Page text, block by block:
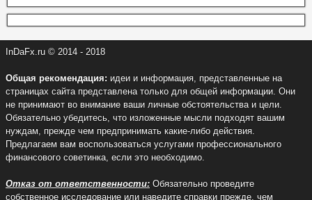
InDaFx.ru © 2014 - 2018
Общая рекомендация: идеи и информация, представленные на
страницах сайта представлена только для общей информации. Они
не принимают во внимание ваши личные обстоятельства и цели.
Обязательно убедитесь, что изложенные мысли подходят вашим
нуждам, прежде чем предпринимать какие-либо действия.
Предлагаем вам воспользоваться услугами профессионального
финансового советинка, если это необходимо.
Отказ от ответственности: Обязательно проведите
собственное исследование или наведите справки прежде, чем